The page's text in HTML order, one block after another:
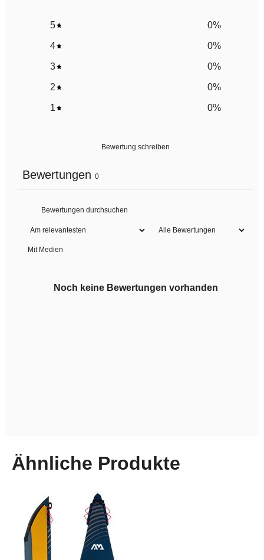
5 0%
4 0%
3 0%
2 0%
1 0%
Bewertung schreiben
Bewertungen 0
Mit Medien
Noch keine Bewertungen vorhanden
Ähnliche Produkte